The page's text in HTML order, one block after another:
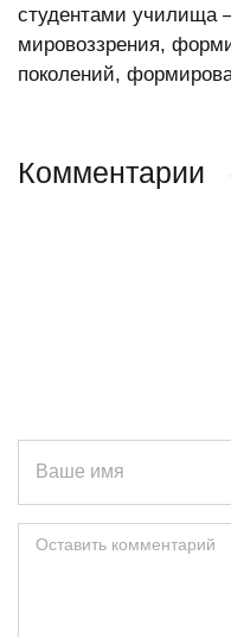
студентами училища
мировоззрения,
поколений,
Комментарии
Ваше имя
Оставить комментарий